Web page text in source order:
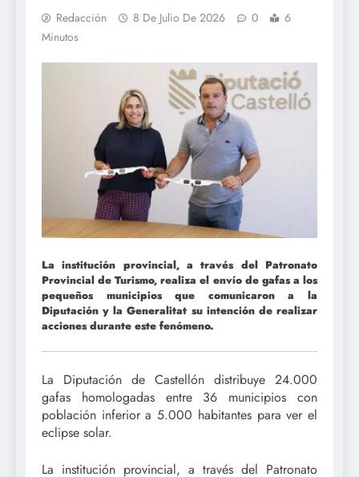
Redacción 8 De Julio De 2026 0
6
Minutos
La institución provincial, a través del Patronato
Provincial de Turismo, realiza el envío de gafas a los
pequeños municipios que comunicaron a la
Diputación y la Generalitat su intención de realizar
acciones durante este fenómeno.
La Diputación de Castellón distribuye 24.000
gafas homologadas entre 36 municipios con
población inferior a 5.000 habitantes para ver el
eclipse solar.
La institución provincial, a través del Patronato